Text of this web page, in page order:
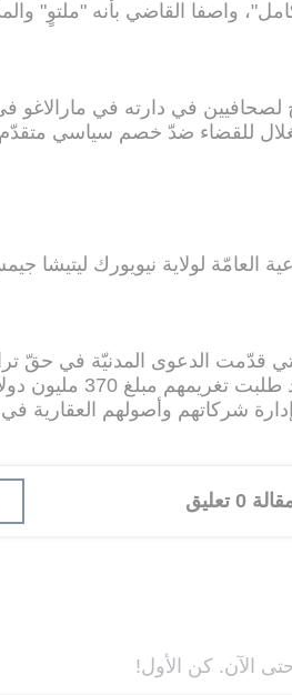
واصفا القاضي بأنه "ملتوٍ"
في دارته في مارالاغو
للقضاء ضدّ خصم سياسي
العامّة لولاية نيويورك ليتيشا
بتهمة الاحتيال
شركاتهم وأصولهم العقارية
تعليق
الآن. كن الأول!